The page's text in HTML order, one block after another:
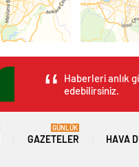
Haberleri anlık
edebilirsiniz.
GAZETELER
GÜNLÜK
HAVA